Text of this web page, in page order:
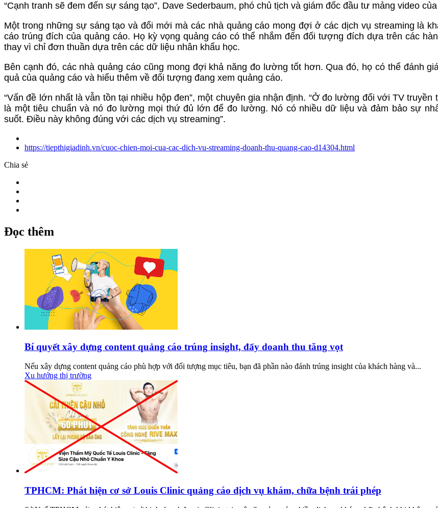
“Cạnh tranh sẽ đem đến sự sáng tạo”, Dave Sederbaum, phó chủ tịch và giám đốc đầu tư mảng video
Một trong những sự sáng tạo và đổi mới mà các nhà quảng cáo mong đợi ở các dịch vụ streaming là
cáo trúng đích của quảng cáo. Họ kỳ vọng quảng cáo có thể nhắm đến đối tượng đích dựa trên các
thay vì chỉ đơn thuần dựa trên các dữ liệu nhân khẩu học.
Bên cạnh đó, các nhà quảng cáo cũng mong đợi khả năng đo lường tốt hơn. Qua đó, họ có thể đánh
quả của quảng cáo và hiểu thêm về đối tượng đang xem quảng cáo.
“Vấn đề lớn nhất là vẫn tồn tại nhiều hộp đen”, một chuyên gia nhận định. “Ở đo lường đối với TV truyền
là một tiêu chuẩn và nó đo lường mọi thứ đủ lớn để đo lường. Nó có nhiều dữ liệu và đảm bảo sự
suốt. Điều này không đúng với các dịch vụ streaming”.
https://tiepthigiadinh.vn/cuoc-chien-moi-cua-cac-dich-vu-streaming-doanh-thu-quang-cao-d14304.html
Chia sẻ
Đọc thêm
Bí quyết xây dựng content quảng cáo trúng insight, đẩy doanh thu tăng vọt
Nếu xây dựng content quảng cáo phù hợp với đối tượng mục tiêu, bạn đã phần nào đánh trúng insight của khách hàng và...
Xu hướng thị trường
TPHCM: Phát hiện cơ sở Louis Clinic quảng cáo dịch vụ khám, chữa bệnh trái phép